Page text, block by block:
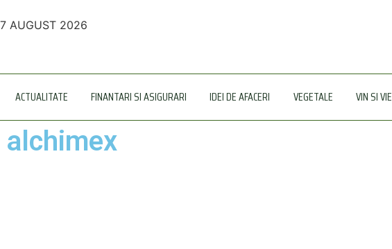
7 AUGUST 2026
ACTUALITATE FINANTARI SI ASIGURARI IDEI DE AFACERI VEGETALE VIN SI VIE
alchimex